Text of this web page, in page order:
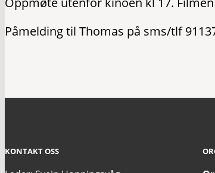
Påmelding til Thomas på sms/tlf
KONTAKT OSS